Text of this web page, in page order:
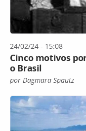
24/02/24 - 15:08
Cinco motivos
o Brasil
por Dagmara Spautz